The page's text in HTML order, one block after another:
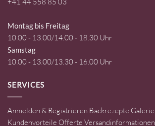
Montag bis Freitag
10.00 - 13.00/14.00 - 18.30 Uhr
Samstag
10.00 - 13.00/13.30 - 16.00 Uhr
SERVICES
Anmelden & Registrieren Backrezepte Galerie
Kundenvorteile Offerte Versandinformationen